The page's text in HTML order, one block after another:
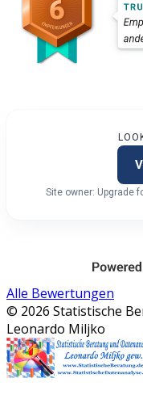
Site owner: Upgrade
Alle Bewertungen
© 2026 Statistische
Leonardo Miljko